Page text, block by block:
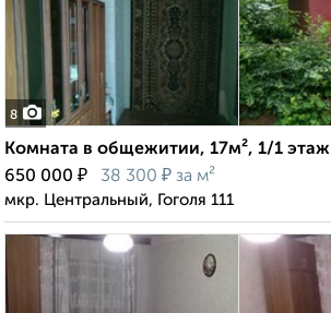
8
Комната в общежитии, 17м², 1/1 этаж
650 000 ₽ 38 300 ₽ за м²
мкр. Центральный, Гоголя 111